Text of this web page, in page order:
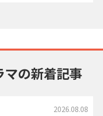
の新着記事
2026.08.08